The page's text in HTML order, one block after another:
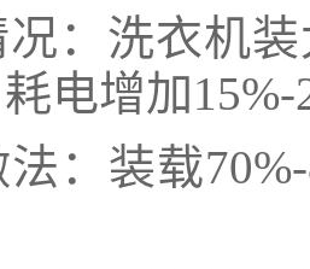
洗衣机装
电增加15%-
装载70%-